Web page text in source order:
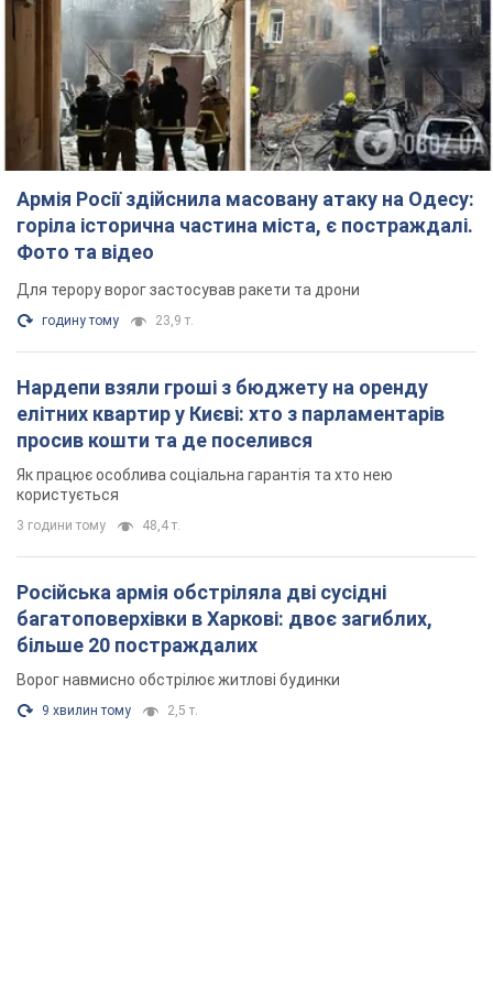
Армія Росії здійснила масовану атаку на Одесу:
горіла історична частина міста, є постраждалі.
Фото та відео
Для терору ворог застосував ракети та дрони
годину тому 23,9 т.
Нардепи взяли гроші з бюджету на оренду
елітних квартир у Києві: хто з парламентарів
просив кошти та де поселився
Як працює особлива соціальна гарантія та хто нею
користується
3 години тому 48,4 т.
Російська армія обстріляла дві сусідні
багатоповерхівки в Харкові: двоє загиблих,
більше 20 постраждалих
Ворог навмисно обстрілює житлові будинки
9 хвилин тому 2,5 т.